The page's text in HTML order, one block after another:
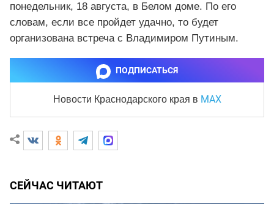
понедельник, 18 августа, в Белом доме. По его
словам, если все пройдет удачно, то будет
организована встреча с Владимиром Путиным.
ПОДПИСАТЬСЯ
Новости Краснодарского края в MAX
СЕЙЧАС ЧИТАЮТ